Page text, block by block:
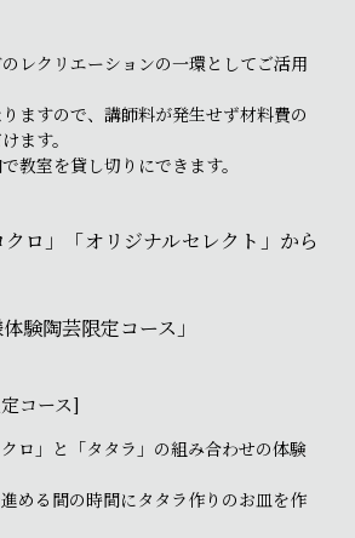
レクリエーションの一環としてご活用
ますので、講師料が発生せず材料費の
ます。
教室を貸し切りにできます。
クロ」「オリジナルセレクト」から
験陶芸限定コース」
コース]
ロ」と「タタラ」の組み合わせの体験
める間の時間にタタラ作りのお皿を作